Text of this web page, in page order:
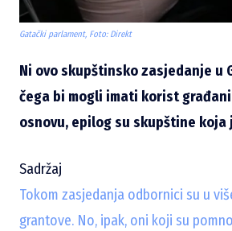
Gatački parlament, Foto: Direkt
Ni ovo skupštinsko zasjedanje u
čega bi mogli imati korist
osnovu, epilog su skupštine
Sadržaj
Tokom zasjedanja odbornici su u
grantove. No, ipak, oni koji su